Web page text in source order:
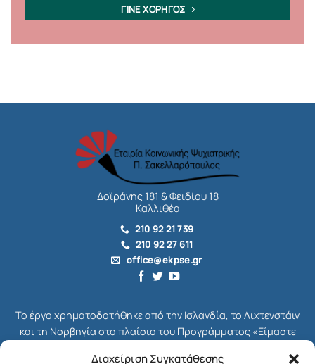
Διαχείριση Συγκατάθεσης
ΓΙΝΕ ΧΟΡΗΓΟΣ
Δοϊράνης 181 & Φειδίου 18
Καλλιθέα
210 92 21 739
210 92 27 611
office@ekpse.gr
Το έργο χρηματοδοτήθηκε από την Ισλανδία, το Λιχτενστάιν
και τη Νορβηγία στο πλαίσιο του Προγράμματος «Είμαστε